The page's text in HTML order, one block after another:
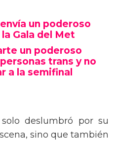
un poderoso
Gala del Met
un poderoso
trans y no
a la semifinal
deslumbró por su
sino que también